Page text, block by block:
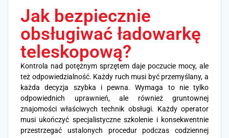
Jak bezpiecznie
obsługiwać ładowarkę
teleskopową?
Kontrola nad potężnym sprzętem daje poczucie mocy, ale
też odpowiedzialność. Każdy ruch musi być przemyślany, a
każda decyzja szybka i pewna. Wymaga to nie tylko
odpowiednich uprawnień, ale również gruntownej
znajomości właściwych technik obsługi. Każdy operator
musi ukończyć specjalistyczne szkolenie i konsekwentnie
przestrzegać ustalonych procedur podczas codziennej